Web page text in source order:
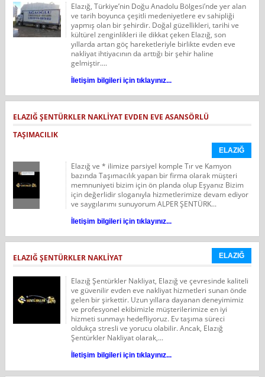
Elazığ, Türkiye’nin Doğu Anadolu Bölgesi’nde yer alan
ve tarih boyunca çeşitli medeniyetlere ev sahipliği
yapmış olan bir şehirdir. Doğal güzellikleri, tarihi ve
kültürel zenginlikleri ile dikkat çeken Elazığ, son
yıllarda artan göç hareketleriyle birlikte evden eve
nakliyat ihtiyacının da arttığı bir şehir haline
gelmiştir....
İletişim bilgileri için tıklayınız...
ELAZIĞ ŞENTÜRKLER NAKLIYAT EVDEN EVE ASANSÖRLÜ
TAŞIMACILIK
ELAZIĞ
Elazığ ve * ilimize parsiyel komple Tır ve Kamyon
bazında Taşımacılık yapan bir firma olarak müşteri
memnuniyeti bizim için ön planda olup Eşyanız Bizim
için değerlidir sloganıyla hizmetlerimize devam ediyor
ve saygılarımı sunuyorum ALPER ŞENTÜRK...
İletişim bilgileri için tıklayınız...
ELAZIĞ ŞENTÜRKLER NAKLİYAT ELAZIĞ
Elazığ Şentürkler Nakliyat, Elazığ ve çevresinde kaliteli
ve güvenilir evden eve nakliyat hizmetleri sunan önde
gelen bir şirkettir. Uzun yıllara dayanan deneyimimiz
ve profesyonel ekibimizle müşterilerimize en iyi
hizmeti sunmayı hedefliyoruz. Ev taşıma süreci
oldukça stresli ve yorucu olabilir. Ancak, Elazığ
Şentürkler Nakliyat olarak,...
İletişim bilgileri için tıklayınız...